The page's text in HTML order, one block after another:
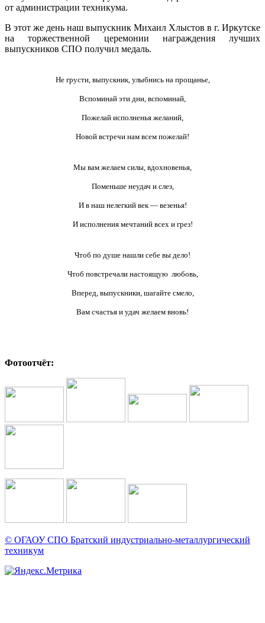
от администрации техникума.
В этот же день наш выпускник Михаил Хлыстов в г. Иркутске
на торжественной церемонии награждения лучших
выпускников СПО получил медаль.
Не грусти, выпускник, улыбнись на прощанье,
Вспоминай эти дни, вспоминай,
Пожелай исполненья желаний,
Новой встречи нам всем пожелай!
Мы вам желаем силы, вдохновенья,
Поменьше неудач и слез,
И в нашнелегкий век —везенья!
И исполнения мечтаний всех и грез!
Чтоб по душе нашли себе вы дело!
Чтоб повстречали настоящую любовь,
Вперед, выпускники, шагайте смело,
Вам счастья и удач желаем вновь!
Фотоотчёт:
© ОГАОУ CПО Братский индустриально-металлургический
техникум